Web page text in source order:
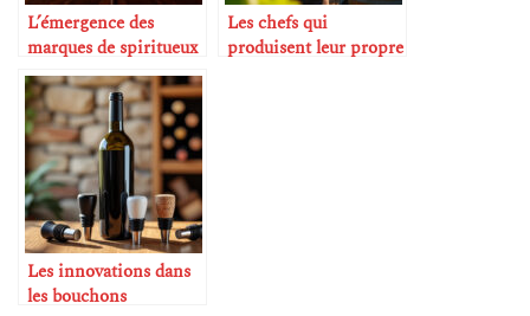
L’émergence des
marques de spiritueux
de luxe français
Les chefs qui
produisent leur propre
Les innovations dans
les bouchons